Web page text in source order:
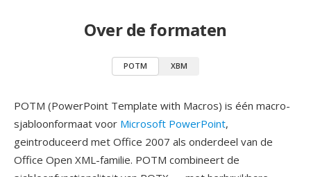
Over de formaten
POTM XBM
POTM (PowerPoint Template with Macros) is één macro-
sjabloonformaat voor Microsoft PowerPoint,
geintroduceerd met Office 2007 als onderdeel van de
Office Open XML-familie. POTM combineert de